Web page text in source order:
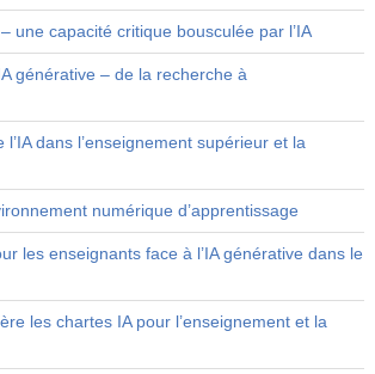
une capacité critique bousculée par l’IA
générative – de la recherche à
dans l’enseignement supérieur et la
numérique d’apprentissage
les enseignants face à l’IA générative dans le
les chartes IA pour l’enseignement et la